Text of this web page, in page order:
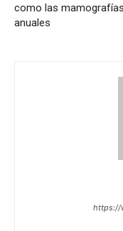
como las mamografías
anuales
https://